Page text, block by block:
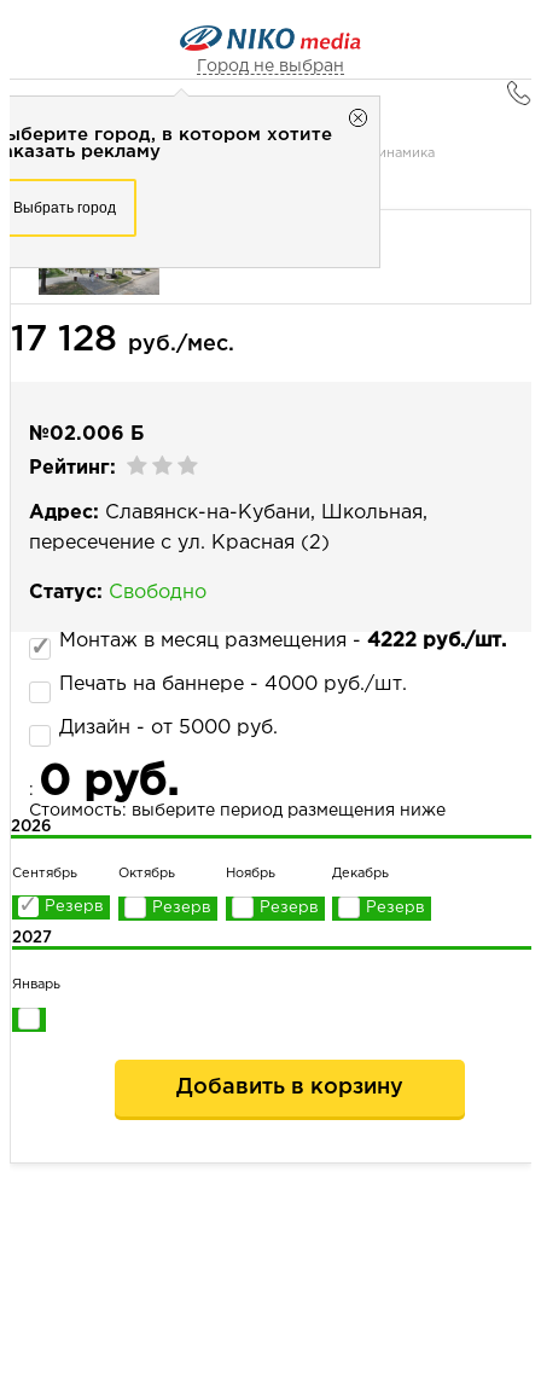
Город не выбран
город, в котором хотите
рекламу
Выбрать город
Город не выбран
Рекламное агентство НИКО-медиа
+7 (3462) 550-877
Выберите свой город
НАПИСАТЬ НАМ
Наружная реклама
Сити-формат скроллер 1,27х1,85 (сторона Б) - динамика
17 128 руб./мес.
№02.006 Б
Рейтинг:
Адрес: Славянск-на-Кубани, Школьная,
пересечение с ул. Красная (2)
Статус: Свободно
Монтаж в месяц размещения - 4222 руб./шт.
Печать на баннере - 4000 руб./шт.
Дизайн - от 5000 руб.
: 0 руб.
Стоимость: выберите период размещения ниже
2026
Сентябрь Октябрь Ноябрь Декабрь
2027
Январь
Добавить в корзину